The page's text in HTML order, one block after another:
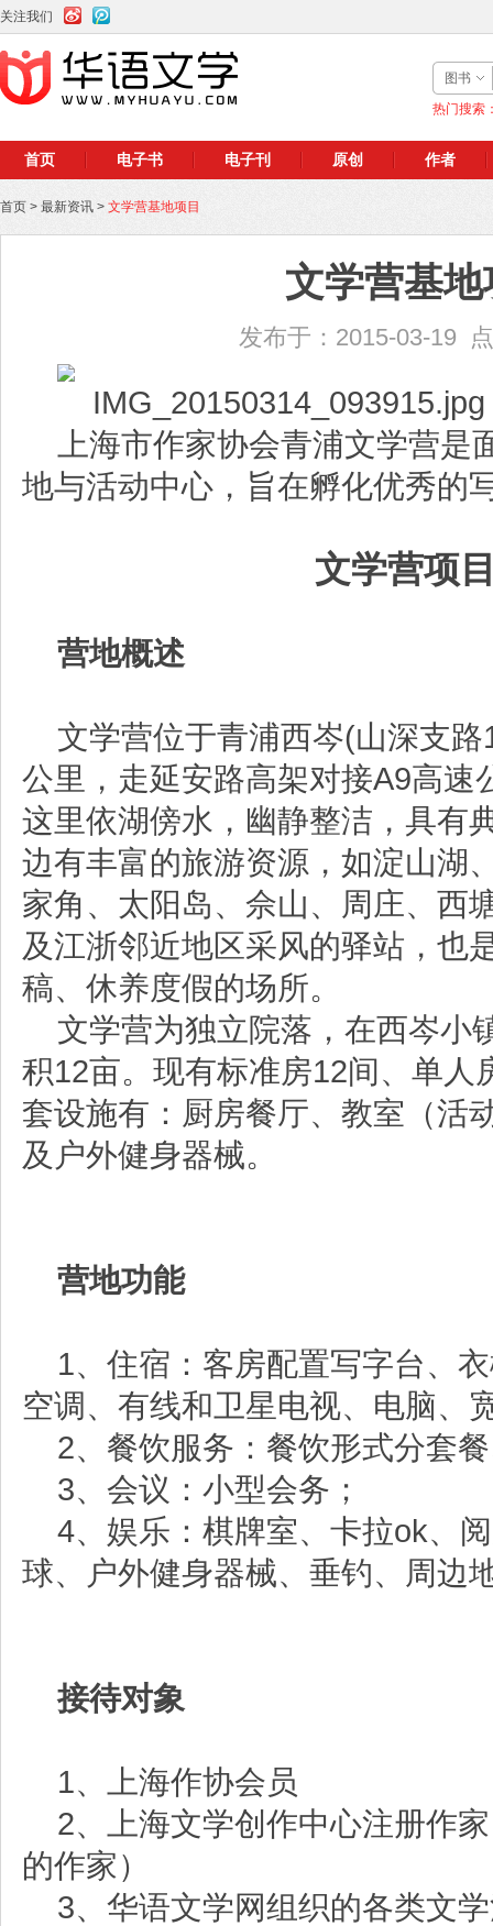
关注我们
图书
热门搜索
首页 电子书 电子刊 原创 作者
首页 > 最新资讯 > 文学营基地项目
文学营基
发布于：2015-03-19
上海市作家协会青浦文学营
地与活动中心，旨在孵化优秀的
文学营项
营地概述
文学营位于青浦西岑(山深支路
公里，走延安路高架对接A9高速
这里依湖傍水，幽静整洁，具有
边有丰富的旅游资源，如淀山湖
家角、太阳岛、佘山、周庄、西
及江浙邻近地区采风的驿站，也
稿、休养度假的场所。
文学营为独立院落，在西岑小
积12亩。现有标准房12间、单人
套设施有：厨房餐厅、教室（活
及户外健身器械。
营地功能
1、住宿：客房配置写字台、
空调、有线和卫星电视、电脑、
2、餐饮服务：餐饮形式分套
3、会议：小型会务；
4、娱乐：棋牌室、卡拉ok、
球、户外健身器械、垂钓、周边
接待对象
1、上海作协会员
2、上海文学创作中心注册作
的作家）
3、华语文学网组织的各类文